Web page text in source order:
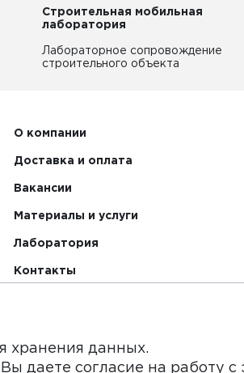
Строительная мобильная
лаборатория
Лабораторное сопровождение
строительного объекта
О компании
Доставка и оплата
Вакансии
Материалы и услуги
Лаборатория
Контакты
хранения данных.
даете согласие на работу